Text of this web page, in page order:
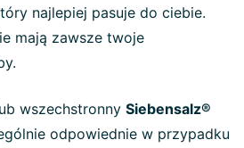
najlepiej pasuje do ciebie.
mają zawsze twoje
wszechstronny Siebensalz®
odpowiednie w przypadku